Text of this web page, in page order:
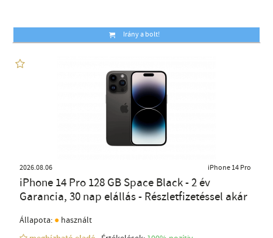
Irány a bolt!
2026.08.06 iPhone 14 Pro
iPhone 14 Pro 128 GB Space Black - 2 év
Garancia, 30 nap elállás - Részletfizetéssel akár
Állapota: ● használt